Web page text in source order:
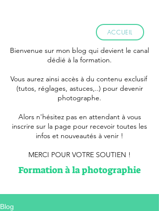
ACCUEIL
Bienvenue sur mon blog qui devient le canal
dédié à la formation.
Vous aurez ainsi accès à du contenu exclusif
(tutos, réglages, astuces,..) pour devenir
photographe.
Alors n'hésitez pas en attendant à vous
inscrire sur la page pour recevoir toutes les
infos et nouveautés à venir !
MERCI POUR VOTRE SOUTIEN !
Formation à la photographie
Blog